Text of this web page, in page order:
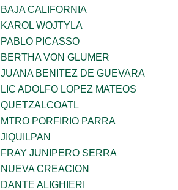
BAJA CALIFORNIA
KAROL WOJTYLA
PABLO PICASSO
BERTHA VON GLUMER
JUANA BENITEZ DE GUEVARA
LIC ADOLFO LOPEZ MATEOS
QUETZALCOATL
MTRO PORFIRIO PARRA
JIQUILPAN
FRAY JUNIPERO SERRA
NUEVA CREACION
DANTE ALIGHIERI